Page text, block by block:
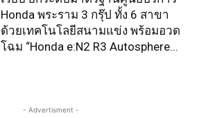
Honda พระราม 3 กรุ๊ป ทั้ง 6 สาขา
ด้วยเทคโนโลยีสนามแข่ง พร้อมอวด
โฉม “Honda e:N2 R3 Autosphere...
- Advertisment -